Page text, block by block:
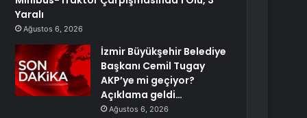
Yaralı
Ağustos 6, 2026
İzmir Büyükşehir Belediye
Başkanı Cemil Tugay
AKP’ye mi geçiyor?
Açıklama geldi…
Ağustos 6, 2026